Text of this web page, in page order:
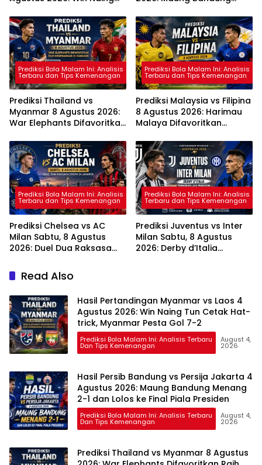
Myanmar Pesta Gol 7-2
Final Piala Presiden
Prediksi Bola Malam Ini: Analisis
Terbaru dan Tips Kemenangan
Prediksi Thailand vs
Myanmar 8 Agustus 2026:
War Elephants Difavoritkan
Kandang
Prediksi Bola Malam Ini: Analisis
Terbaru dan Tips Kemenangan
Prediksi Malaysia vs Filipina
8 Agustus 2026: Harimau
Malaya Difavoritkan
Prediksi Bola Malam Ini: Analisis
Terbaru dan Tips Kemenangan
Prediksi Chelsea vs AC
Milan Sabtu, 8 Agustus
2026: Duel Dua Raksasa
Prediksi Bola Malam Ini: Analisis
Terbaru dan Tips Kemenangan
Prediksi Juventus vs Inter
Milan Sabtu, 8 Agustus
2026: Derby d’Italia
Read Also
Hasil Pertandingan Myanmar vs Laos 4
Agustus 2026: Win Naing Tun Cetak Hat-
trick, Myanmar Pesta Gol 7-2
Prediksi Bola Malam Ini: Analisis Terbaru
Dan Tips Kemenangan
August 4,
2026
Hasil Persib Bandung vs Persija Jakarta 4
Agustus 2026: Maung Bandung Menang
2-1 dan Lolos ke Final Piala Presiden
Prediksi Bola Malam Ini: Analisis Terbaru
Dan Tips Kemenangan
August 4,
2026
Prediksi Thailand vs Myanmar 8 Agustus